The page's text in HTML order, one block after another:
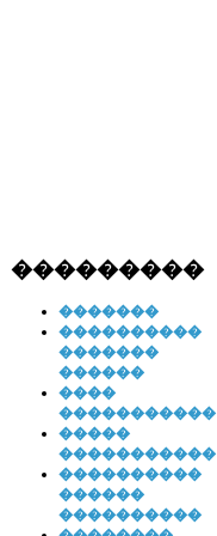
���������
�������
����������
�������
������
����
�����������
�����
�����������
����������
������
����������